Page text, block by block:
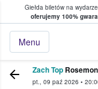
Giełda biletów na
oferujemy 100%
Menu
w którym
Zach Top
pt., 09 paź 2026 •